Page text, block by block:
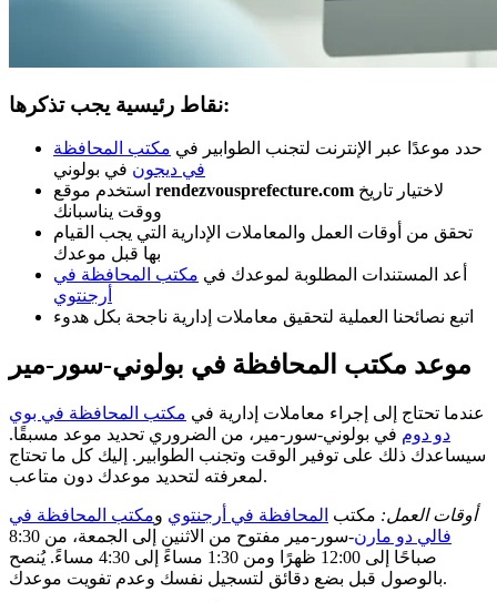
نقاط رئيسية يجب تذكرها:
حدد موعدًا عبر الإنترنت لتجنب الطوابير في مكتب المحافظة
في ديجون في بولوني
rendezvousprefecture.com
ووقت يناسبانك
تحقق من أوقات العمل والمعاملات الإدارية التي يجب القيام
بها قبل موعدك
أعد المستندات المطلوبة لموعدك في مكتب المحافظة في
أرجنتوي
اتبع نصائحنا العملية لتحقيق معاملات إدارية ناجحة بكل هدوء
موعد مكتب المحافظة في بولوني-سور-مير
عندما تحتاج إلى إجراء معاملات إدارية في مكتب المحافظة في بوي
دو دوم في بولوني-سور-مير، من الضروري تحديد موعد مسبقًا.
سيساعدك ذلك على توفير الوقت وتجنب الطوابير. إليك كل ما تحتاج
لمعرفته لتحديد موعدك دون متاعب.
أوقات العمل: مكتب المحافظة في أرجنتوي ومكتب المحافظة في
فالي دو مارن
-سور-مير مفتوح من الاثنين إلى الجمعة، من 8:30
صباحًا إلى 12:00 ظهرًا ومن 1:30 مساءً إلى 4:30 مساءً. يُنصح
بالوصول قبل بضع دقائق لتسجيل نفسك وعدم تفويت موعدك.